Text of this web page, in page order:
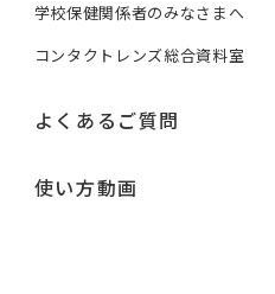
学校保健関係者のみなさまへ
コンタクトレンズ総合資料室
よくあるご質問
使い方動画